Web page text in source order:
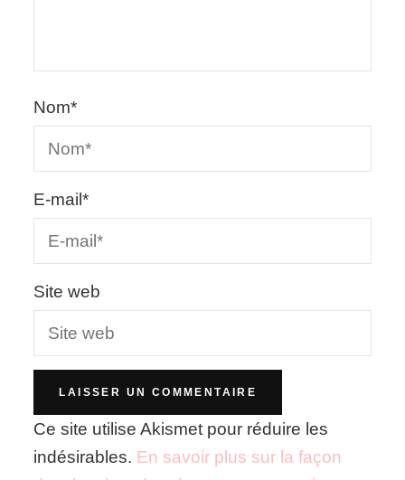
Nom*
E-mail*
Site web
Ce site utilise Akismet pour réduire les
indésirables. En savoir plus sur la façon